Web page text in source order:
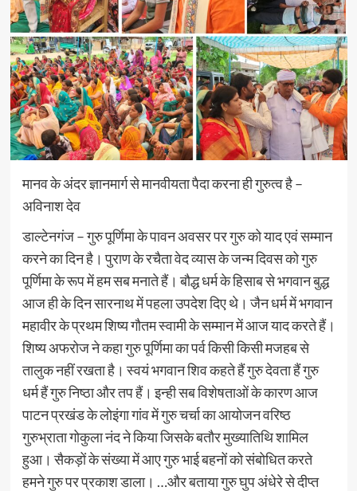
मानव के अंदर ज्ञानमार्ग से मानवीयता पैदा करना ही गुरुत्व है –
अविनाश देव
डाल्टेनगंज – गुरु पूर्णिमा के पावन अवसर पर गुरु को याद एवं सम्मान
करने का दिन है। पुराण के रचैता वेद व्यास के जन्म दिवस को गुरु
पूर्णिमा के रूप में हम सब मनाते हैं। बौद्ध धर्म के हिसाब से भगवान बुद्ध
आज ही के दिन सारनाथ में पहला उपदेश दिए थे। जैन धर्म में भगवान
महावीर के प्रथम शिष्य गौतम स्वामी के सम्मान में आज याद करते हैं।
शिष्य अफरोज ने कहा गुरु पूर्णिमा का पर्व किसी किसी मजहब से
तालुक नहीं रखता है। स्वयं भगवान शिव कहते हैं गुरु देवता हैं गुरु
धर्म हैं गुरु निष्ठा और तप हैं। इन्ही सब विशेषताओं के कारण आज
पाटन प्रखंड के लोइंगा गांव में गुरु चर्चा का आयोजन वरिष्ठ
गुरुभ्राता गोकुला नंद ने किया जिसके बतौर मुख्यातिथि शामिल
हुआ। सैकड़ों के संख्या में आए गुरु भाई बहनों को संबोधित करते
हमने गुरु पर प्रकाश डाला। …और बताया गुरु घुप अंधेरे से दीप्त